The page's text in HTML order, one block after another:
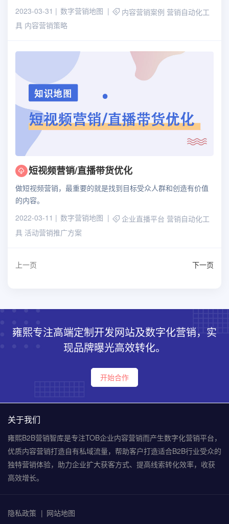
2023-03-31 数字营销地图 内容营销案例 营销自动化工
具 内容营销策略
短视频营销/直播带货优化
做短视频营销，最重要的就是找到目标受众人群和创造有价值
的内容。
2022-03-11
数字营销地图 企业直播平台 营销自动化工
具 活动营销推广方案
上一页 下一页
雍熙专注高端定制开发网站及数字化营销，实
现品牌曝光高效转化。
开始合作
关于我们
雍熙B2B营销智库是专注TOB企业内容营销而产生数字化营销平台，
优质内容营销打造自有私域流量，帮助客户打造适合B2B行业受众的
独特营销体验，助力企业扩大获客方式、提高线索转化效率，收获
高效增长。
隐私政策 网站地图